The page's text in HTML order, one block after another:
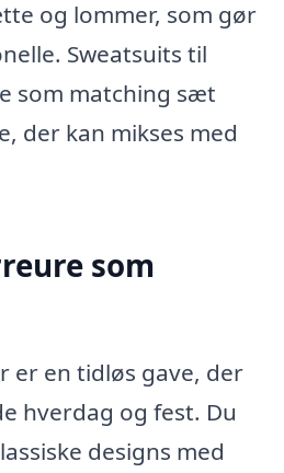
og lommer, som gør
Sweatsuits til
som matching sæt
der kan mikses med
som
er en tidløs gave, der
hverdag og fest. Du
designs med